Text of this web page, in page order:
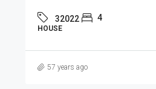
32022 4
HOUSE
57 years ago